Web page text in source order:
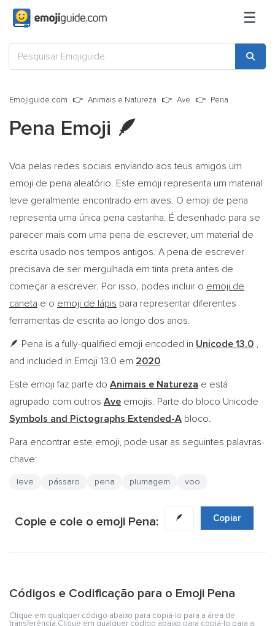
☰
Emojiguide.com Animais e Natureza Ave Pena
Pena Emoji 🪶
Voa pelas redes sociais enviando aos teus amigos um
emoji de pena aleatório. Este emoji representa um material
leve geralmente encontrado em aves. O emoji de pena
representa uma única pena castanha. É desenhado para se
parecer mais com uma pena de escrever, um material de
escrita usado nos tempos antigos. A pena de escrever
precisava de ser mergulhada em tinta preta antes de
começar a escrever. Por isso, podes incluir o emoji de
caneta e o emoji de lápis para representar diferentes
ferramentas de escrita ao longo dos anos.
🪶 Pena is a fully-qualified emoji encoded in Unicode 13.0 ,
and included in Emoji 13.0 em 2020.
Este emoji faz parte do Animais e Natureza e está
agrupado com outros Ave emojis. Parte do bloco Unicode
Symbols and Pictographs Extended-A bloco.
Para encontrar este emoji, pode usar as seguintes palavras-
chave:
leve pássaro pena plumagem voo
Copie e cole o emoji Pena: 🪶 Copiar
Códigos e Codificação para o Emoji Pena
Clique em qualquer código abaixo para copiá-lo para a área de
transferência.Clique em qualquer código abaixo para copiá-lo para a